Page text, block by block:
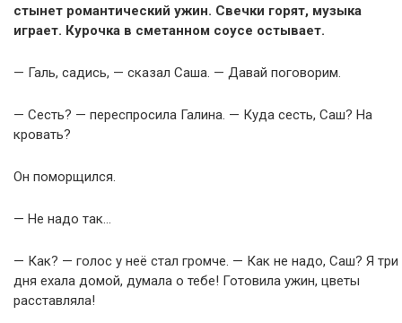
стынет романтический ужин. Свечки горят, музыка
играет. Курочка в сметанном соусе остывает.
— Галь, садись, — сказал Саша. — Давай поговорим.
— Сесть? — переспросила Галина. — Куда сесть, Саш? На
кровать?
Он поморщился.
— Не надо так…
— Как? — голос у неё стал громче. — Как не надо, Саш? Я три
дня ехала домой, думала о тебе! Готовила ужин, цветы
расставляла!